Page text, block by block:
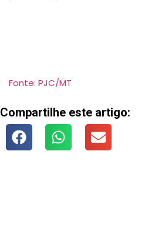
Fonte: PJC/MT
Compartilhe este artigo: